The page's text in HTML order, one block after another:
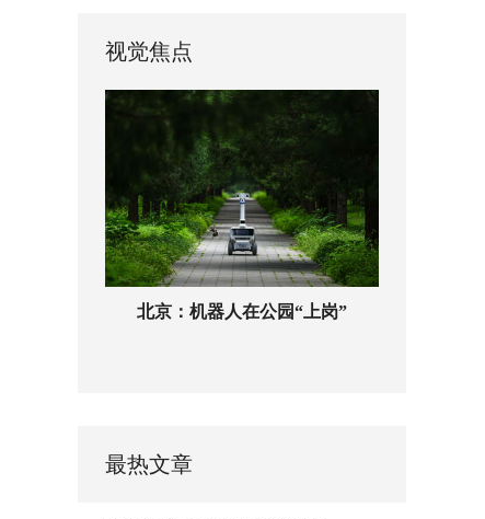
视觉焦点
北京：机器人在公园“上岗”
最热文章